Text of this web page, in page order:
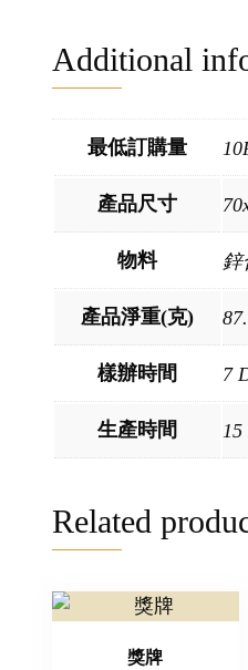
Additional
最低訂購量
產品尺寸
物料 鋅
產品淨重(克)
樣辦時間 7
生產時間 15
Related
獎牌